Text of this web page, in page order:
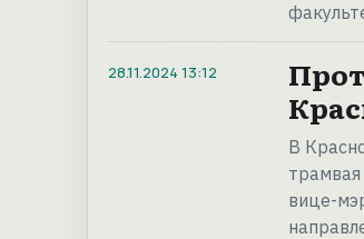
28.11.2024 13:12
В
вице-